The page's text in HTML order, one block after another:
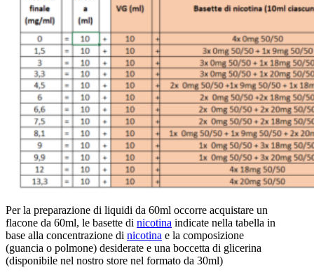
Per la preparazione di liquidi da 60ml occorre acquistare un
flacone da 60ml, le basette di nicotina indicate nella tabella in
base alla concentrazione di nicotina e la composizione
(guancia o polmone) desiderate e una boccetta di glicerina
(disponibile nel nostro store nel formato da 30ml)